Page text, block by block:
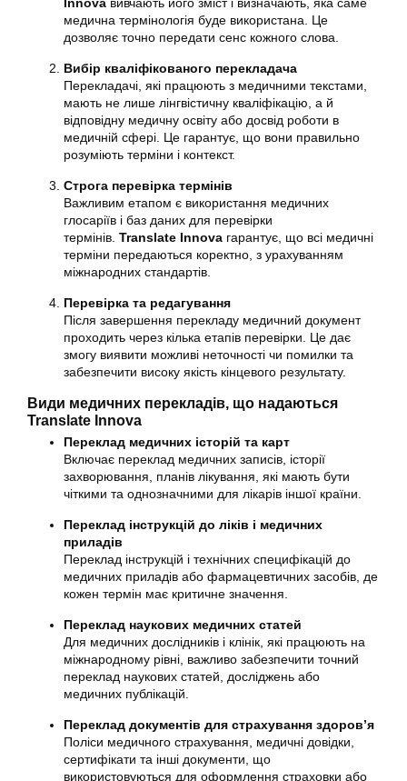
медична термінологія буде використана. Це
дозволяє точно передати сенс кожного слова.
Вибір кваліфікованого перекладача
Перекладачі, які працюють з медичними текстами,
мають не лише лінгвістичну кваліфікацію, а й
відповідну медичну освіту або досвід роботи в
медичній сфері. Це гарантує, що вони правильно
розуміють терміни і контекст.
Строга перевірка термінів
Важливим етапом є використання медичних
глосаріїв і баз даних для перевірки
термінів. Translate Innova гарантує, що всі медичні
терміни передаються коректно, з урахуванням
міжнародних стандартів.
Перевірка та редагування
Після завершення перекладу медичний документ
проходить через кілька етапів перевірки. Це дає
змогу виявити можливі неточності чи помилки та
забезпечити високу якість кінцевого результату.
Види медичних перекладів, що надаються
Translate Innova
Переклад медичних історій та карт
Включає переклад медичних записів, історії
захворювання, планів лікування, які мають бути
чіткими та однозначними для лікарів іншої країни.
Переклад інструкцій до ліків і медичних
приладів
Переклад інструкцій і технічних специфікацій до
медичних приладів або фармацевтичних засобів, де
кожен термін має критичне значення.
Переклад наукових медичних статей
Для медичних дослідників і клінік, які працюють на
міжнародному рівні, важливо забезпечити точний
переклад наукових статей, досліджень або
медичних публікацій.
Переклад документів для страхування здоров’я
Поліси медичного страхування, медичні довідки,
сертифікати та інші документи, що
використовуються для оформлення страховки або